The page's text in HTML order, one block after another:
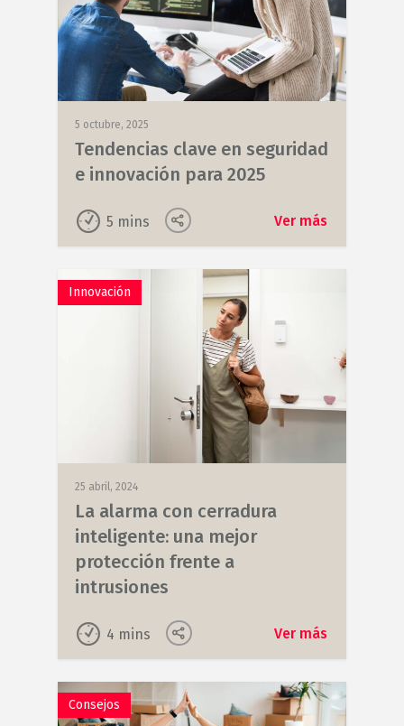
5 octubre, 2025
Tendencias clave en seguridad
e innovación para 2025
5 mins Ver más
Innovación
25 abril, 2024
La alarma con cerradura
inteligente: una mejor
protección frente a
intrusiones
4 mins Ver más
Consejos